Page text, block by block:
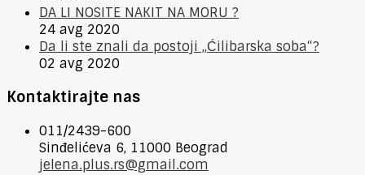
DA LI NOSITE NAKIT NA MORU ?
24 avg 2020
Da li ste znali da postoji „Ćilibarska soba“?
02 avg 2020
Kontaktirajte nas
011/2439-600
Sinđelićeva 6, 11000 Beograd
jelena.plus.rs@gmail.com